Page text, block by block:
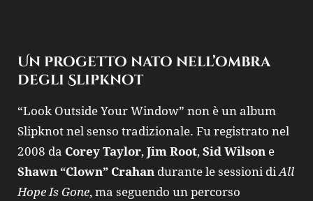
Un progetto nato nell’ombra
degli Slipknot
“Look Outside Your Window” non è un album
Slipknot nel senso tradizionale. Fu registrato nel
2008 da Corey Taylor, Jim Root, Sid Wilson e
Shawn “Clown” Crahan durante le sessioni diAll
Hope Is Gone, ma seguendo un percorso